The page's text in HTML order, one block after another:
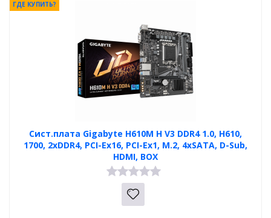
Сист.плата Gigabyte H610M H V3 DDR4 1.0, H610,
1700, 2xDDR4, PCI-Ex16, PCI-Ex1, M.2, 4xSATA, D-Sub,
HDMI, BOX
ГДЕ КУПИТЬ?